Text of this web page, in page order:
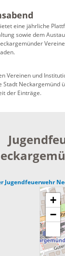
eine jährliche
sowie dem
Vereinen und
Stadt Neckargemünd
der Einträge.
+
−